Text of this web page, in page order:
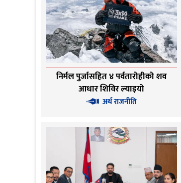
निर्मल पुर्जासहित ४ पर्वतारोहीको शव
आधार शिविर ल्याइयो
अर्थ राजनीति